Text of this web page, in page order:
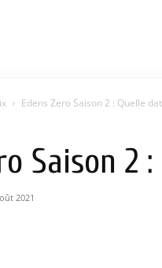
Edens Zero Saison 2 : Quelle
Saison
2021